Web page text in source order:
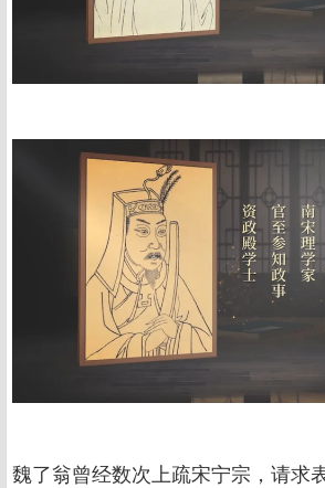
魏了翁曾经数次上疏宋宁宗，请求